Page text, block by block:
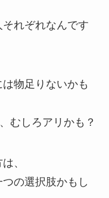
それぞれなんです
物足りないかも
むしろアリかも？
、
の選択肢かもし